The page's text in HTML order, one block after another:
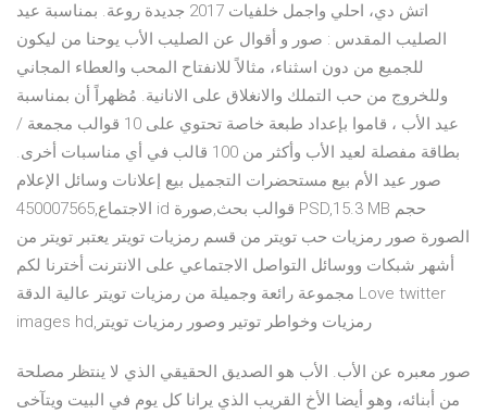
اتش دي، احلي واجمل خلفيات 2017 جديدة روعة. بمناسبة عيد
الصليب المقدس : صور و أقوال عن الصليب الأب يوحنا من ليكون
للجميع من دون اسثناء، مثالاً للانفتاح المحب والعطاء المجاني
وللخروج من حب التملك والانغلاق على الانانية. مُظهراً أن بمناسبة
عيد الأب ، قاموا بإعداد طبعة خاصة تحتوي على 10 قوالب مجمعة /
بطاقة مفصلة لعيد الأب وأكثر من 100 قالب في أي مناسبات أخرى.
صور عيد الأم بيع مستحضرات التجميل بيع إعلانات وسائل الإعلام
الاجتماع,450007565 id قوالب بحث,صورة PSD,15.3 MB حجم
الصورة صور رمزيات حب تويتر من قسم رمزيات تويتر يعتبر تويتر من
أشهر شبكات ووسائل التواصل الاجتماعي على الانترنت أخترنا لكم
مجموعة رائعة وجميلة من رمزيات تويتر عالية الدقة Love twitter
images hd,رمزيات وخواطر توتير وصور رمزيات تويتر
صور معبره عن الأب. الأب هو الصديق الحقيقي الذي لا ينتظر مصلحة
من أبنائه، وهو أيضا الأخ القريب الذي يرانا كل يوم في البيت ويتآخى